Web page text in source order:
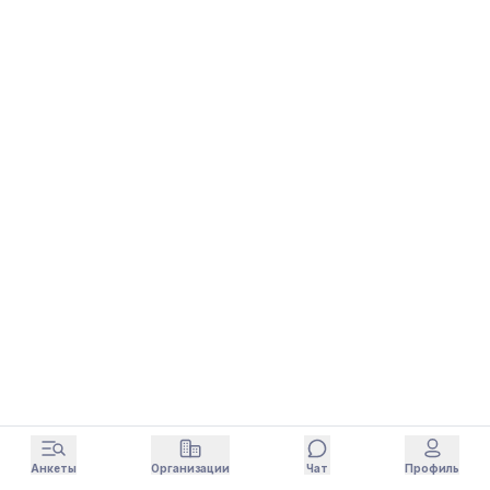
Анкеты Организации Чат Профиль